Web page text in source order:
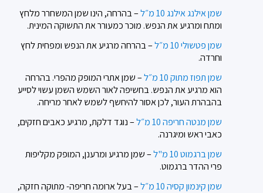
שמן אילנג אילנג 10 מ״ל
–בהרחה, הינו שמן המשחרר מלחץ
ומתח ומרגיע את הנפש. מוכר כמעורר את התשוקה המינית.
שמן פטשולי 10 מ״ל
–בהרחה מרגיע את הנפש ומפחית לחץ
וחרדה.
שמן תפוז מתוק 10 מ״ל
–שמן אתרי המופק מהפרי. בהרחה
הוא מרגיע את הנפש.בחשיפה לאור השמש השמן עשוי לסייע
בהבהרת העור, לכן אסור להיחשף לשמש לאחר מריחה.
שמן מנטה חריפה 10 מ״ל
– נוגד דלקת, מרגיע כאבים חזקים,
כאבי ראש ומיגרנה.
שמן ברגמוט 10 מ"ל
– שמן מרגיע ומרענן, המופק מקליפות
פרי ההדר ברגמוט.
שמן קינמון קסיה 10 מ״ל
–בעל ארומה חריפה- מתוקה חזקה,